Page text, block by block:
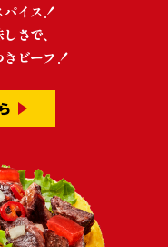
イス！
さで、
ビーフ！